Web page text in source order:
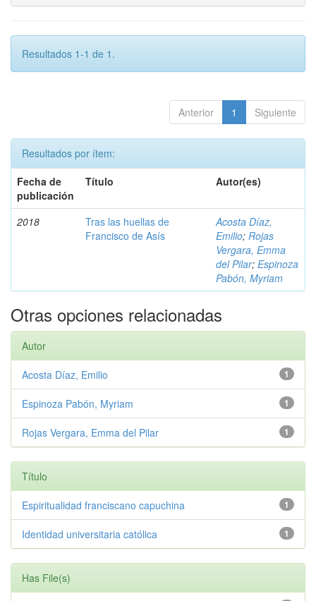
Resultados 1-1 de 1.
Anterior 1 Siguiente
Resultados por ítem:
Fecha de
publicación
Título Autor(es)
2018
Tras las huellas de
Francisco de Asís
Acosta Díaz,
Emilio; Rojas
Vergara, Emma
del Pilar; Espinoza
Pabón, Myriam
Otras opciones relacionadas
Autor
1
Acosta Díaz, Emilio
1
Espinoza Pabón, Myriam
1
Rojas Vergara, Emma del Pilar
Título
1
Espiritualidad franciscano capuchina
1
Identidad universitaria católica
Has File(s)